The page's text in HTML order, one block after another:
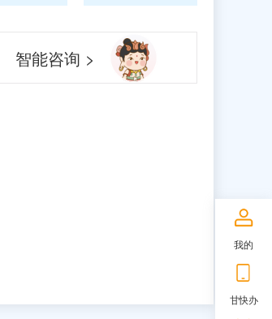
智能咨询 >
我的
甘快办